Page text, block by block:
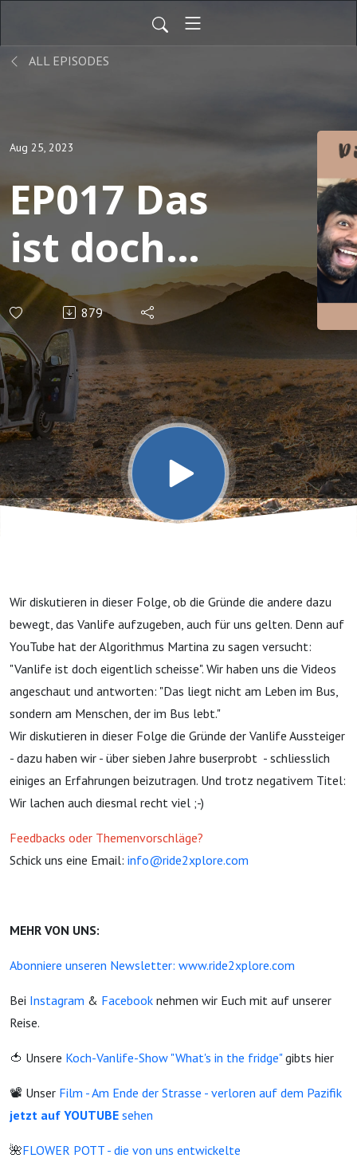
ALL EPISODES
Aug 25, 2023
EP017 Das
ist doch
alles
mühsam:
Sollen wir
Vanlife
aufgeben?
879
Wir diskutieren in dieser Folge, ob die Gründe die andere dazu
bewegt, das Vanlife aufzugeben, auch für uns gelten. Denn auf
YouTube hat der Algorithmus Martina zu sagen versucht:
"Vanlife ist doch eigentlich scheisse". Wir haben uns die Videos
angeschaut und antworten: "Das liegt nicht am Leben im Bus,
sondern am Menschen, der im Bus lebt."
Wir diskutieren in dieser Folge die Gründe der Vanlife Aussteiger
- dazu haben wir - über sieben Jahre buserprobt - schliesslich
einiges an Erfahrungen beizutragen. Und trotz negativem Titel:
Wir lachen auch diesmal recht viel ;-)
Feedbacks oder Themenvorschläge?
Schick uns eine Email: info@ride2xplore.com
MEHR VON UNS:
Abonniere unseren Newsletter: www.ride2xplore.com
Bei Instagram & Facebook nehmen wir Euch mit auf unserer
Reise.
🍅 Unsere Koch-Vanlife-Show "What's in the fridge"gibts hier
📽️ Unser Film - Am Ende der Strasse - verloren auf dem Pazifik
jetzt auf YOUTUBE sehen
🌺FLOWER POTT - die von uns entwickelte